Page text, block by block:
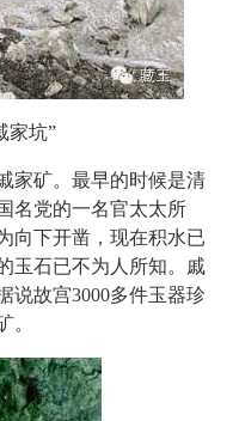
家坑”
矿。最早的时候是清
名党的一名官太太所
向下开凿，现在积水已
玉石已不为人所知。戚
说故宫3000多件玉器珍
。